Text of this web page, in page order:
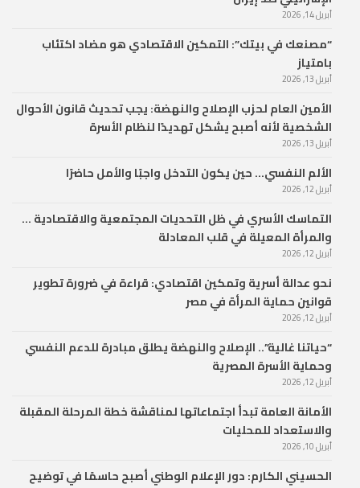
أبريل 14, 2026
“مصنعك في بيتك”: التمكين الاقتصادي هو مضاد اكتئاب
بامتياز
أبريل 13, 2026
الأمين العام لحزب الإصلاح والنهضة: يجب تحديث قانون الأحوال
الشخصية لأنه أصبح يشكل تهديدًا لنظام الأسرة
أبريل 13, 2026
الألم النفسي… حين يكون التدخل واجبًا والأمل حاضرًا
أبريل 12, 2026
التماسك الأسري في ظل التحديات المجتمعية والاقتصادية …
والمرأة المعيلة في قلب المعادلة
أبريل 12, 2026
نحو عدالة أسرية وتمكين اقتصادي: قراءة في ضرورة تطوير
قوانين حماية المرأة في مصر
أبريل 12, 2026
“حياتنا غالية”.. الإصلاح والنهضة يطلق مبادرة للدعم النفسي
وحماية الأسرة المصرية
أبريل 12, 2026
الأمانة العامة تبدأ اجتماعاتها لمناقشة خطة المرحلة المقبلة
والاستعداد للمحليات
أبريل 10, 2026
الحسيني الكارم: دور الإعلام الوطني أصبح حاسمًا في توضيح